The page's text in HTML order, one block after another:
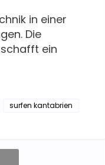
in einer
Die
ein
surfen kantabrien